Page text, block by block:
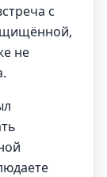
с
не